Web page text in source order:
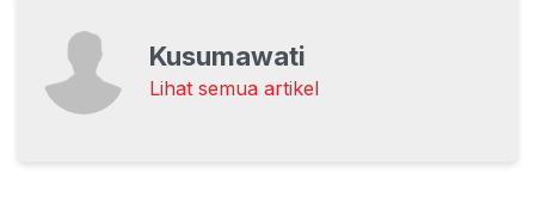
Kusumawati
Lihat semua artikel